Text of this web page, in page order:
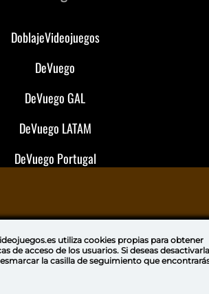
DoblajeVideojuegos
DeVuego
DeVuego GAL
DeVuego LATAM
DeVuego Portugal
utiliza cookies propiaspara obtener
de acceso de los usuarios. Si deseas
la casilla de seguimientoque